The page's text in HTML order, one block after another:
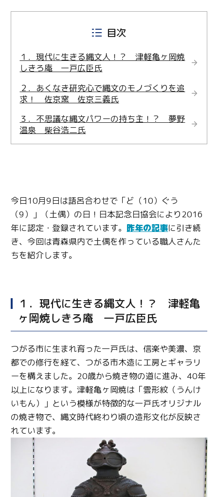
目次
１．現代に生きる縄文人！？ 津軽亀ヶ岡焼
しきろ庵 一戸広臣氏
２．あくなき研究心で縄文のモノづくりを追
求！ 佐京窯 佐京三義氏
３．不思議な縄文パワーの持ち主！？ 夢野
温泉 柴谷浩二氏
今日10月9日は語呂合わせで「ど（10）ぐう
（9）」（土偶）の日！日本記念日協会により2016
年に認定・登録されています。 昨年の記事に引き続
き、今回は青森県内で土偶を作っている職人さんた
ちを紹介します。
１．現代に生きる縄文人！？ 津軽亀
ヶ岡焼しきろ庵 一戸広臣氏
つがる市に生まれ育った一戸氏は、信楽や美濃、京
都での修行を経て、つがる市木造に工房とギャラリ
ーを構えました。20歳から焼き物の道に進み、40年
以上になります。津軽亀ヶ岡焼は「雲形紋（うんけ
いもん）」という模様が特徴的な一戸氏オリジナル
の焼き物で、縄文時代終わり頃の造形文化が反映さ
れています。